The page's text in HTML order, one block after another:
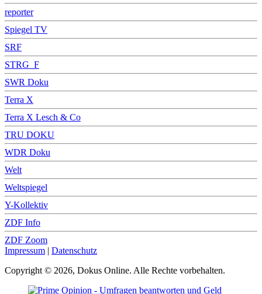
reporter
Spiegel TV
SRF
STRG_F
SWR Doku
Terra X
Terra X Lesch & Co
TRU DOKU
WDR Doku
Welt
Weltspiegel
Y-Kollektiv
ZDF Info
ZDF Zoom
Impressum | Datenschutz
Copyright © 2026, Dokus Online. Alle Rechte vorbehalten.